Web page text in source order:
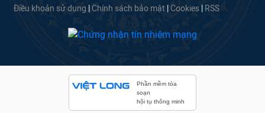
Điều khoản sử dụng Chính sách bảo mật Cookies RSS
Phần mềm tòa
soạn
hội tụ thông minh